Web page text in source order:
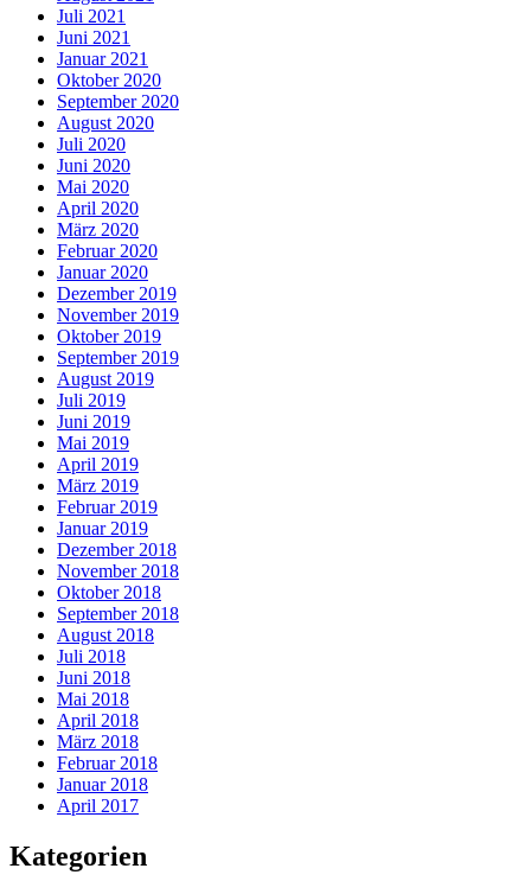
Juli 2021
Juni 2021
Januar 2021
Oktober 2020
September 2020
August 2020
Juli 2020
Juni 2020
Mai 2020
April 2020
März 2020
Februar 2020
Januar 2020
Dezember 2019
November 2019
Oktober 2019
September 2019
August 2019
Juli 2019
Juni 2019
Mai 2019
April 2019
März 2019
Februar 2019
Januar 2019
Dezember 2018
November 2018
Oktober 2018
September 2018
August 2018
Juli 2018
Juni 2018
Mai 2018
April 2018
März 2018
Februar 2018
Januar 2018
April 2017
Kategorien